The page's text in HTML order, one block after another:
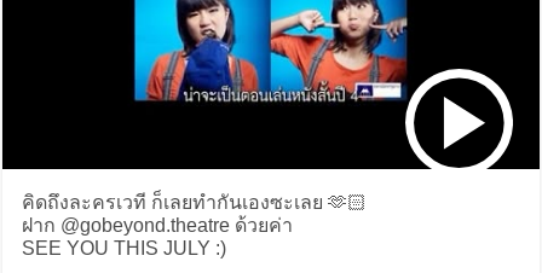
คิดถึงละครเวที ก็เลยทำกันเองซะเลย 🫶🏻
ฝาก @gobeyond.theatre ด้วยค่า
SEE YOU THIS JULY :)